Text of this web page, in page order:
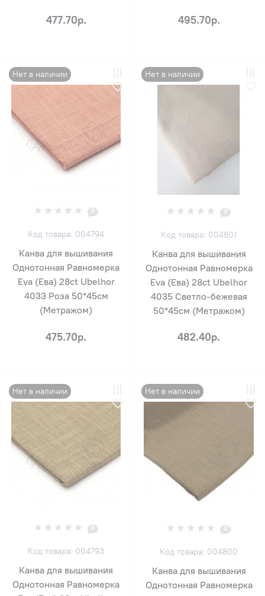
477.70р. 495.70р.
Нет в наличии
0
Код товара: 004794
Канва для вышивания
Однотонная Равномерка
Eva (Ева) 28ct Ubelhor
4033 Роза 50*45см
(Метражом)
475.70р.
Нет в наличии
0
Код товара: 004801
Канва для вышивания
Однотонная Равномерка
Eva (Ева) 28ct Ubelhor
4035 Светло-бежевая
50*45см (Метражом)
482.40р.
Нет в наличии
0
Код товара: 004793
Канва для вышивания
Однотонная Равномерка
Нет в наличии
0
Код товара: 004800
Канва для вышивания
Однотонная Равномерка